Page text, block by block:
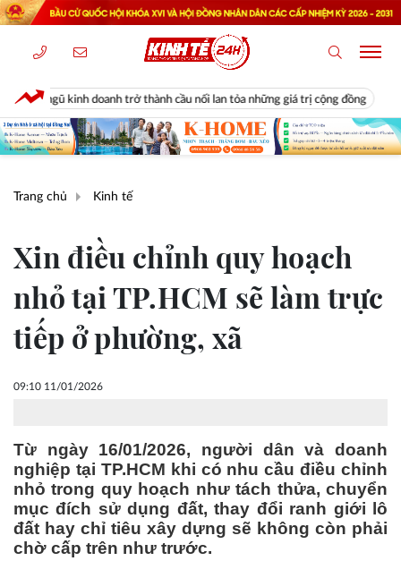
trở thành cầu nối lan tỏa những giá trị cộng đồng Diễn biến bất
Trang chủ Kinh tế
Xin điều chỉnh quy hoạch
nhỏ tại TP.HCM sẽ làm trực
tiếp ở phường, xã
09:10 11/01/2026
Từ ngày 16/01/2026, người dân và doanh
nghiệp tại TP.HCM khi có nhu cầu điều chỉnh
nhỏ trong quy hoạch như tách thửa, chuyển
mục đích sử dụng đất, thay đổi ranh giới lô
đất hay chỉ tiêu xây dựng sẽ không còn phải
chờ cấp trên như trước.